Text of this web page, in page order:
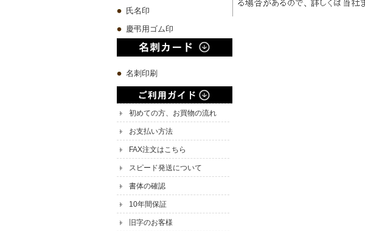
氏名印
慶弔用ゴム印
名刺印刷
初めての方、お買物の流れ
お支払い方法
FAX注文はこちら
スピード発送について
書体の確認
10年間保証
旧字のお客様